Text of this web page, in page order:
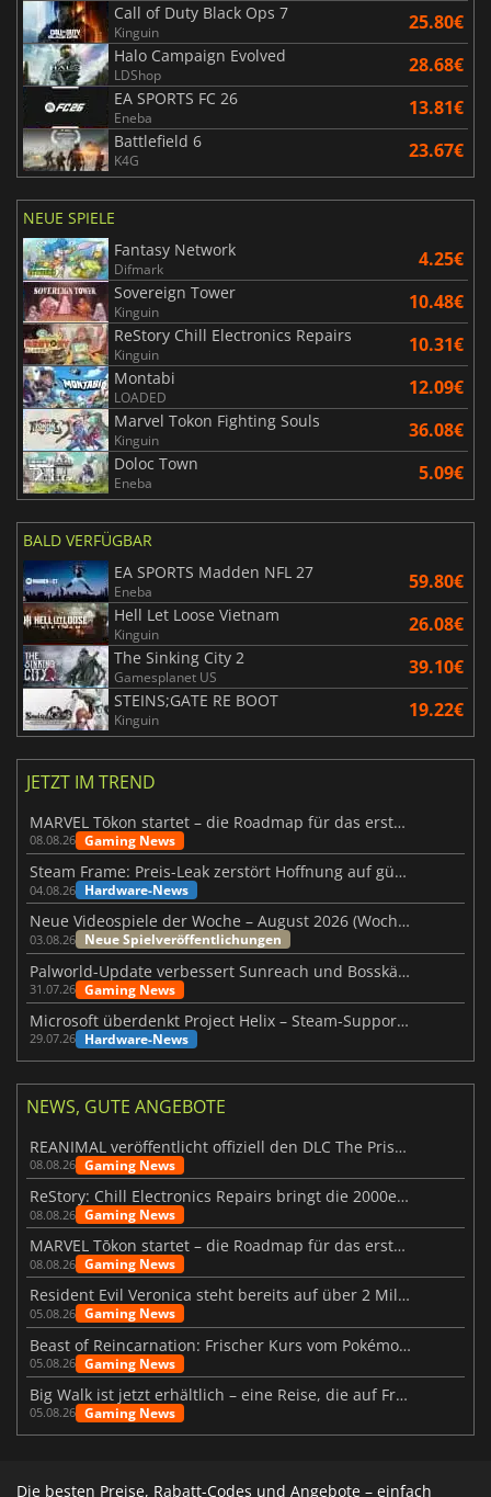
Call of Duty Black Ops 7
Kinguin 25.80€
Halo Campaign Evolved
LDShop 28.68€
EA SPORTS FC 26
Eneba 13.81€
Battlefield 6
K4G 23.67€
NEUE SPIELE
Fantasy Network
Difmark 4.25€
Sovereign Tower
Kinguin 10.48€
ReStory Chill Electronics Repairs
Kinguin 10.31€
Montabi
LOADED 12.09€
Marvel Tokon Fighting Souls
Kinguin 36.08€
Doloc Town
Eneba 5.09€
BALD VERFÜGBAR
EA SPORTS Madden NFL 27
Eneba 59.80€
Hell Let Loose Vietnam
Kinguin 26.08€
The Sinking City 2
Gamesplanet US 39.10€
STEINS;GATE RE BOOT
Kinguin 19.22€
JETZT IM TREND
MARVEL Tōkon startet – die Roadmap für das erste Jahr wurde vorgestellt
08.08.26 Gaming News
Steam Frame: Preis-Leak zerstört Hoffnung auf günstiges VR-Headset
04.08.26 Hardware-News
Neue Videospiele der Woche – August 2026 (Woche 32)
03.08.26 Neue Spielveröffentlichungen
Palworld-Update verbessert Sunreach und Bosskämpfe deutlich
31.07.26 Gaming News
Microsoft überdenkt Project Helix – Steam-Support gefährdet
29.07.26 Hardware-News
NEWS, GUTE ANGEBOTE
REANIMAL veröffentlicht offiziell den DLC The Prisoner
08.08.26 Gaming News
ReStory: Chill Electronics Repairs bringt die 2000er zurück
08.08.26 Gaming News
MARVEL Tōkon startet – die Roadmap für das erste Jahr wurde vorgestellt
08.08.26 Gaming News
Resident Evil Veronica steht bereits auf über 2 Millionen Wunschlisten
05.08.26 Gaming News
Beast of Reincarnation: Frischer Kurs vom Pokémon-Studio
05.08.26 Gaming News
Big Walk ist jetzt erhältlich – eine Reise, die auf Freundschaft basiert
05.08.26 Gaming News
Die besten Preise, Rabatt-Codes und Angebote – einfach